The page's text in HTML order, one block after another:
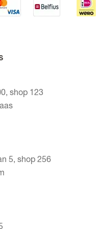
shop 123
5, shop 256